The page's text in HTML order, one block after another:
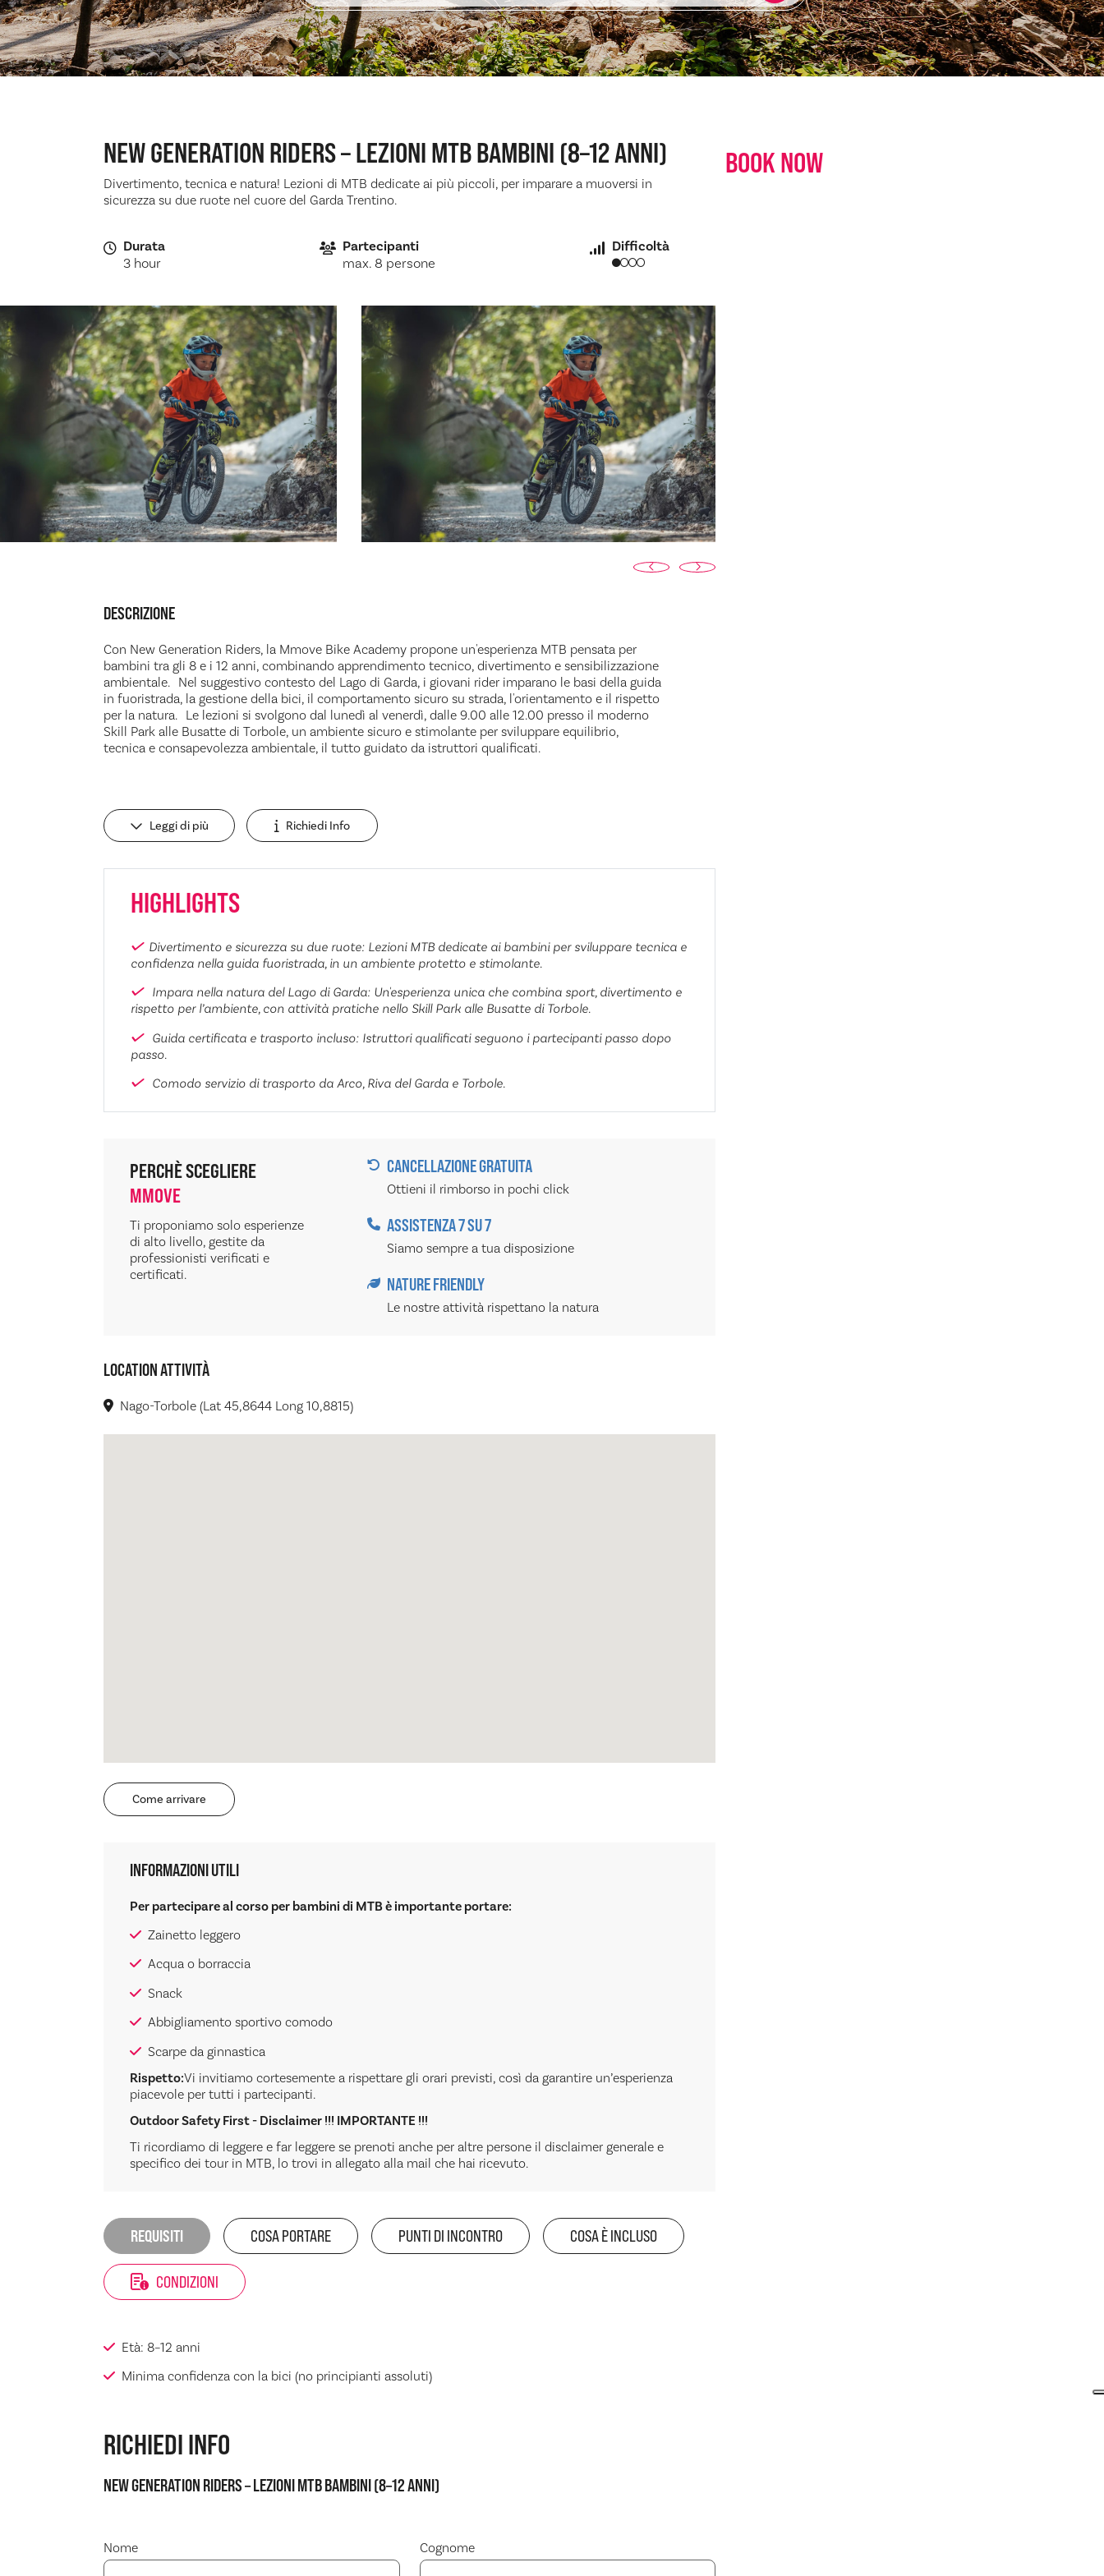
NEW GENERATION RIDERS – LEZIONI MTB BAMBINI (8–12 ANNI)
Divertimento, tecnica e natura! Lezioni di MTB dedicate ai più piccoli, per imparare a muoversi in
sicurezza su due ruote nel cuore del Garda Trentino.
Durata
3 hour
Partecipanti
max. 8 persone
Difficoltà
DESCRIZIONE
Con New Generation Riders, la Mmove Bike Academy propone un'esperienza MTB pensata per
bambini tra gli 8 e i 12 anni, combinando apprendimento tecnico, divertimento e sensibilizzazione
ambientale. Nel suggestivo contesto del Lago di Garda, i giovani rider imparano le basi della guida
in fuoristrada, la gestione della bici, il comportamento sicuro su strada, l'orientamento e il rispetto
per la natura. Le lezioni si svolgono dal lunedì al venerdì, dalle 9.00 alle 12.00 presso il moderno
Skill Park alle Busatte di Torbole, un ambiente sicuro e stimolante per sviluppare equilibrio,
tecnica e consapevolezza ambientale, il tutto guidato da istruttori qualificati.
Leggi di più Richiedi Info
HIGHLIGHTS
Divertimento e sicurezza su due ruote: Lezioni MTB dedicate ai bambini per sviluppare tecnica e
confidenza nella guida fuoristrada, in un ambiente protetto e stimolante.
Impara nella natura del Lago di Garda: Un'esperienza unica che combina sport, divertimento e
rispetto per l’ambiente, con attività pratiche nello Skill Park alle Busatte di Torbole.
Guida certificata e trasporto incluso: Istruttori qualificati seguono i partecipanti passo dopo
passo.
Comodo servizio di trasporto da Arco, Riva del Garda e Torbole.
PERCHÈ SCEGLIERE
MMOVE
Ti proponiamo solo esperienze
di alto livello, gestite da
professionisti verificati e
certificati.
CANCELLAZIONE GRATUITA
Ottieni il rimborso in pochi click
ASSISTENZA 7 SU 7
Siamo sempre a tua disposizione
NATURE FRIENDLY
Le nostre attività rispettano la natura
LOCATION ATTIVITÀ
Nago-Torbole (Lat 45,8644 Long 10,8815)
Come arrivare
INFORMAZIONI UTILI
Per partecipare al corso per bambini di MTB è importante portare:
Zainetto leggero
Acqua o borraccia
Snack
Abbigliamento sportivo comodo
Scarpe da ginnastica
Rispetto:Vi invitiamo cortesemente a rispettare gli orari previsti, così da garantire un’esperienza
piacevole per tutti i partecipanti.
Outdoor Safety First - Disclaimer !!! IMPORTANTE !!!
Ti ricordiamo di leggere e far leggere se prenoti anche per altre persone il disclaimer generale e
specifico dei tour in MTB, lo trovi in allegato alla mail che hai ricevuto.
REQUISITI COSA PORTARE PUNTI DI INCONTRO COSA È INCLUSO
CONDIZIONI
Età: 8–12 anni
Minima confidenza con la bici (no principianti assoluti)
RICHIEDI INFO
NEW GENERATION RIDERS – LEZIONI MTB BAMBINI (8–12 ANNI)
Nome Cognome
BOOK NOW